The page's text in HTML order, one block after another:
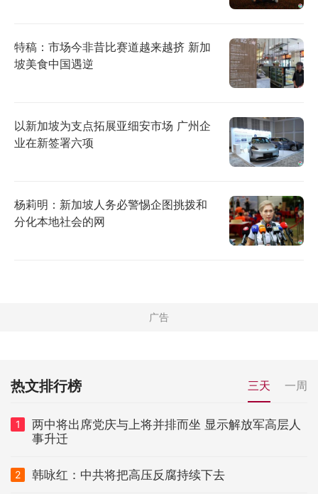
特稿：市场今非昔比赛道越来越挤 新加
坡美食中国遇逆
以新加坡为支点拓展亚细安市场 广州企
业在新签署六项
杨莉明：新加坡人务必警惕企图挑拨和
分化本地社会的网
热文排行榜 三天 一周
1
两中将出席党庆与上将并排而坐 显示解放军高层人
事升迁
2 韩咏红：中共将把高压反腐持续下去